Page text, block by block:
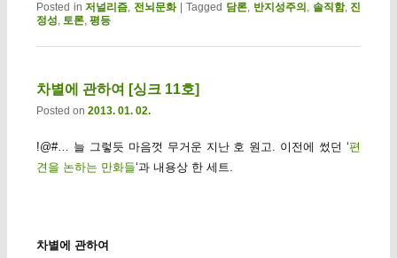
Posted in 저널리즘, 전뇌문화 Tagged 담론, 반지성주의 , 솔직함, 진
정성, 토론, 평등
차별에 관하여 [싱크 11호]
Posted on 2013. 01. 02.
!@#… 늘 그렇듯 마음껏 무거운 지난 호 원고. 이전에 썼던 ‘편
견을 논하는 만화들‘과 내용상 한 세트.
차별에 관하여